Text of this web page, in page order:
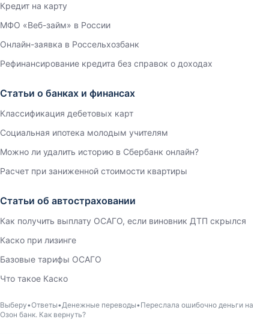
Кредит на карту
МФО «Веб-займ» в России
Онлайн-заявка в Россельхозбанк
Рефинансирование кредита без справок о доходах
Статьи о банках и финансах
Классификация дебетовых карт
Социальная ипотека молодым учителям
Можно ли удалить историю в Сбербанк онлайн?
Расчет при заниженной стоимости квартиры
Статьи об автостраховании
Как получить выплату ОСАГО, если виновник ДТП скрылся
Каско при лизинге
Базовые тарифы ОСАГО
Что такое Каско
Выберу Ответы Денежные переводы Переслала ошибочно деньги на
Озон банк. Как вернуть?